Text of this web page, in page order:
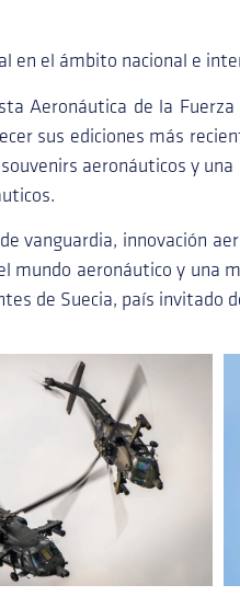
en el ámbito nacional e
Aeronáutica de la
sus ediciones más
aeronáuticos y
vanguardia, innovación
mundo aeronáutico y una
de Suecia, país invitado